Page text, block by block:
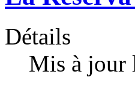
Détails
Mis à jour